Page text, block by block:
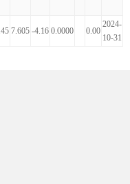
7.605 -4.16 0.0000 0.00
2024-
10-31